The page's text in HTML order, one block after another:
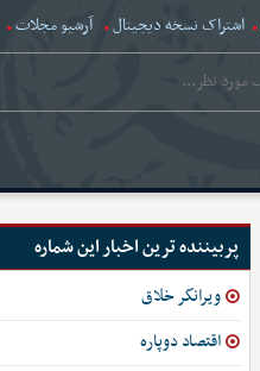
اشتراک نسخه دیجیتال آرشیو مجلات
پربیننده ترین اخبار این شماره
ویرانگر خلاق
اقتصاد دوپاره